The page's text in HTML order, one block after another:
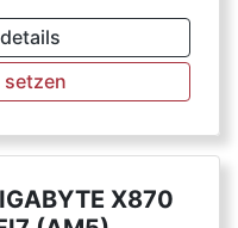
setzen
X870